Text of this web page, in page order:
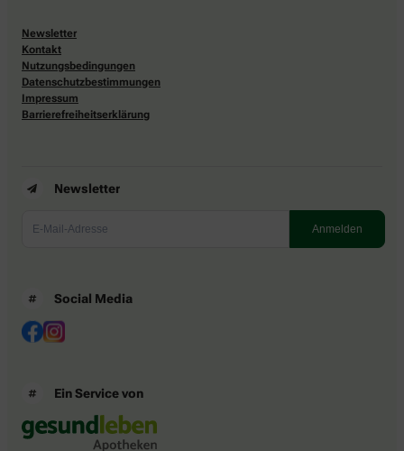
Newsletter
Kontakt
Nutzungsbedingungen
Datenschutzbestimmungen
Impressum
Barrierefreiheitserklärung
Newsletter
Social Media
Ein Service von